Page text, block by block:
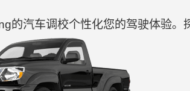
的汽车调校个性化您的驾驶体验。